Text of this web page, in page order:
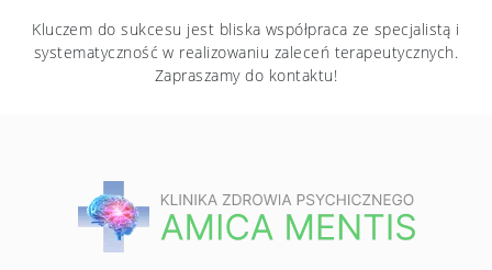
Kluczem do sukcesu jest bliska współpraca ze specjalistą i
systematyczność w realizowaniu zaleceń terapeutycznych.
Zapraszamy do kontaktu!